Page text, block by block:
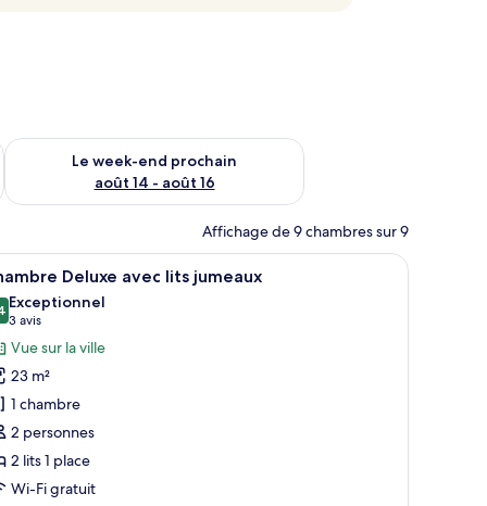
août 7 - août 9
Le week-end prochain
août 14 - août 16
Vérifier la disponibilité pour le week-end prochain août 14 -
Affichage de 9 chambres sur 9
plafond en pente, deux lits avec des têtes de lit assorties, des lampes de
:
Une chambre d’hôtel avec un lit, un bureau,
7 Deluxe avec lits jumeaux
sur 10
Exceptionnel
3 avis
(3 avis)
Vue sur la ville
23 m²
1 chambre
2 personnes
2 lits 1 place
Wi-Fi gratuit